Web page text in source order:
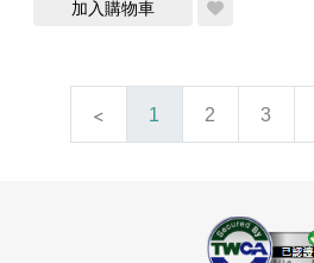
加入購物車
1 2 3